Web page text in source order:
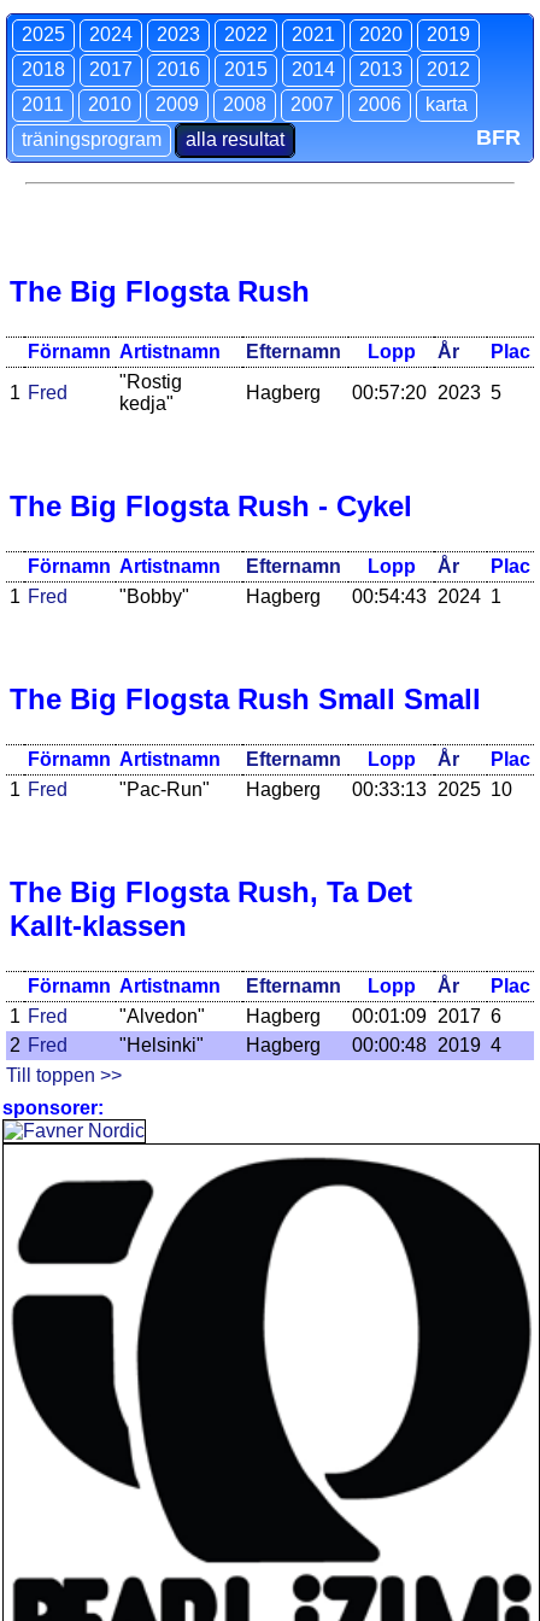
2025 2024 2023 2022 2021 2020
2019
2018
2017 2016 2015 2014 2013
2012
2011
2010 2009 2008 2007 2006
karta
träningsprogram
alla resultat BFR
The Big Flogsta Rush
Förnamn Artistnamn Efternamn Lopp År
Plac
1 Fred
"Rostig
kedja"
Hagberg 00:57:20 2023 5
The Big Flogsta Rush - Cykel
Förnamn Artistnamn Efternamn Lopp År
Plac
1 Fred "Bobby" Hagberg 00:54:43 2024 1
The Big Flogsta Rush Small Small
Förnamn Artistnamn Efternamn Lopp År
Plac
1 Fred "Pac-Run" Hagberg 00:33:13 2025 10
The Big Flogsta Rush, Ta Det
Kallt-klassen
Förnamn Artistnamn Efternamn Lopp År
Plac
1 Fred "Alvedon" Hagberg 00:01:09 2017 6
2 Fred "Helsinki" Hagberg 00:00:48 2019 4
Till toppen >>
sponsorer: